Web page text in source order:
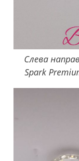
Слева
Spark